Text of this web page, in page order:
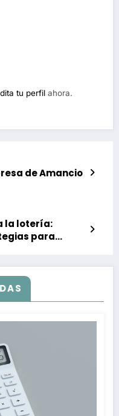
tu perfil ahora.
de Amancio
la lotería:
para